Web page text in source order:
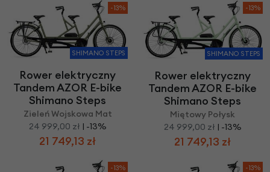
-13%
SHIMANO STEPS
Rower elektryczny
Tandem AZOR E-bike
Shimano Steps
Zieleń Wojskowa Mat
24 999,00 zł | -13%
21 749,13 zł
-13%
SHIMANO STEPS
Rower elektryczny
Tandem AZOR E-bike
Shimano Steps
Miętowy Połysk
24 999,00 zł | -13%
21 749,13 zł
-13% -13%